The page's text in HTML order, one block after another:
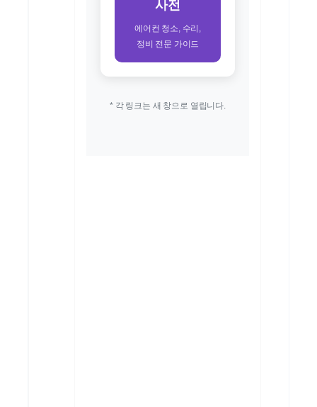
사전
에어컨 청소, 수리,
정비 전문 가이드
* 각 링크는 새 창으로 열립니다.